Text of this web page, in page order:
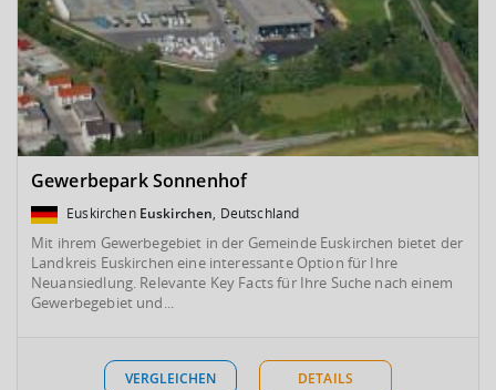
Gewerbepark Sonnenhof
Euskirchen Euskirchen, Deutschland
Mit ihrem Gewerbegebiet in der Gemeinde Euskirchen bietet der
Landkreis Euskirchen eine interessante Option für Ihre
Neuansiedlung. Relevante Key Facts für Ihre Suche nach einem
Gewerbegebiet und...
VERGLEICHEN DETAILS